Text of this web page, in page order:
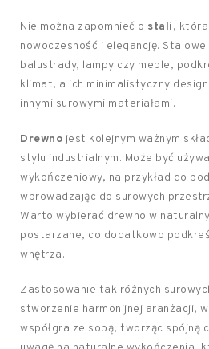
Nie można zapomnieć o stali,
nowoczesność i elegancję.
balustrady, lampy czy meble,
klimat, a ich minimalistyczny
innymi surowymi materiałami.
Drewno jest kolejnym ważnym
stylu industrialnym. Może być
wykończeniowy, na przykład do
wprowadzając do surowych
Warto wybierać drewno w
postarzane, co dodatkowo
wnętrza.
Zastosowanie tak różnych
stworzenie harmonijnej aranżacji,
współgra ze sobą, tworząc spójną